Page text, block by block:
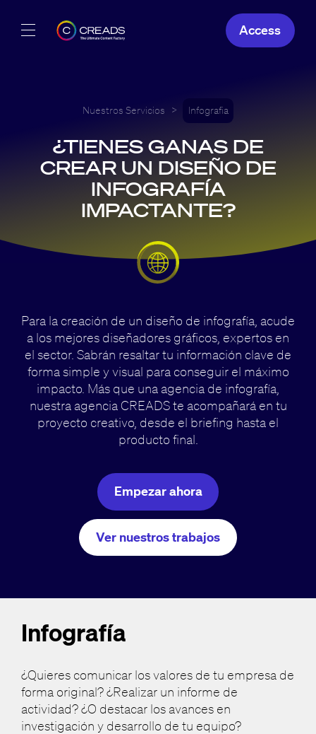
Nuestras ofertas
Creads
Access
Nuestros Servicios > Infografia
¿TIENES GANAS DE
CREAR UN DISEÑO DE
INFOGRAFÍA
IMPACTANTE?
Para la creación de un diseño de infografía, acude
a los mejores diseñadores gráficos, expertos en
el sector. Sabrán resaltar tu información clave de
forma simple y visual para conseguir el máximo
impacto. Más que una agencia de infografía,
nuestra agencia CREADS te acompañará en tu
proyecto creativo, desde el briefing hasta el
producto final.
Empezar ahora
Ver nuestros trabajos
Infografía
¿Quieres comunicar los valores de tu empresa de
forma original? ¿Realizar un informe de
actividad? ¿O destacar los avances en
investigación y desarrollo de tu equipo?